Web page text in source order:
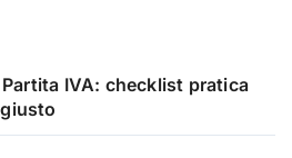
IVA: checklist pratica